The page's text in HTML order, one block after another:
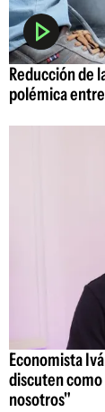
Reducción de
polémica
Economista
discuten
nosotros"